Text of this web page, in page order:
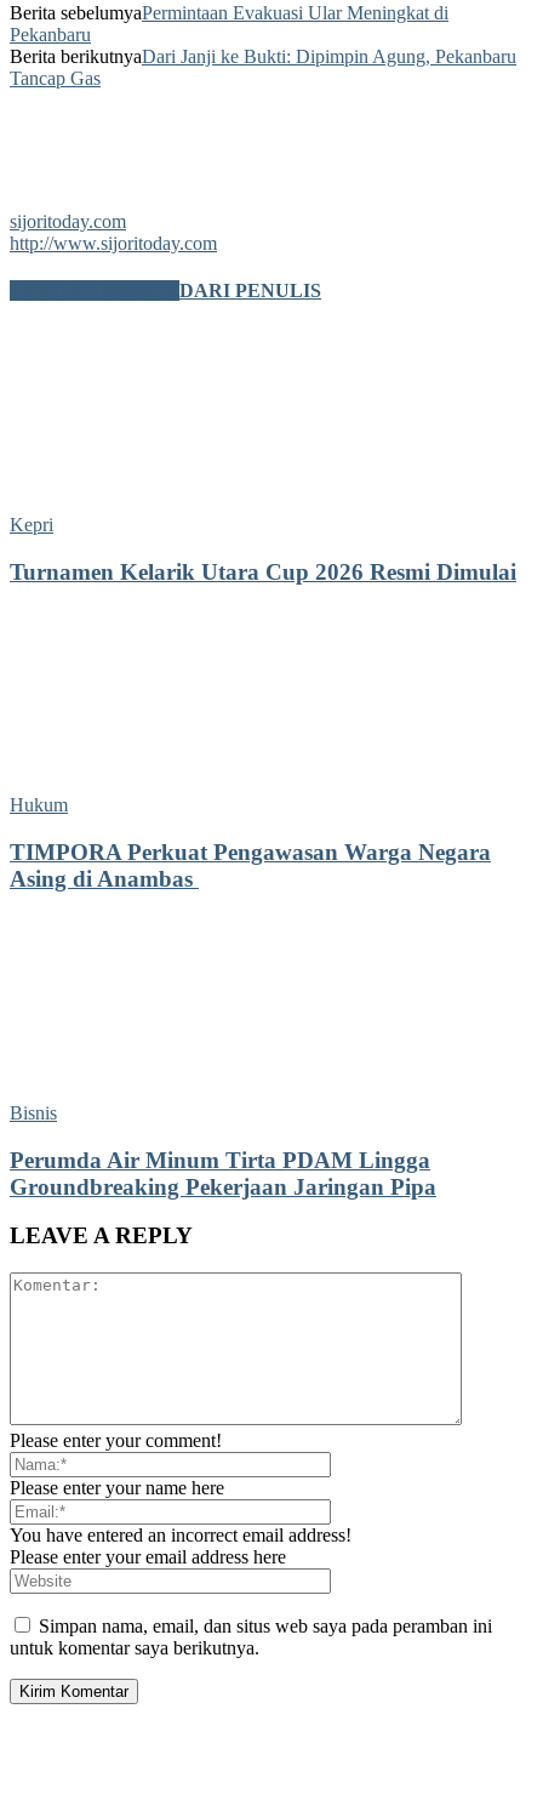
Berita sebelumyaPermintaan Evakuasi Ular Meningkat di
Pekanbaru
Berita berikutnyaDari Janji ke Bukti: Dipimpin Agung, Pekanbaru
Tancap Gas
sijoritoday.com
http://www.sijoritoday.com
DARI PENULIS
Kepri
Turnamen Kelarik Utara Cup 2026 Resmi Dimulai
Hukum
TIMPORA Perkuat Pengawasan Warga Negara
Asing di Anambas ‎
Bisnis
Perumda Air Minum Tirta PDAM Lingga
Groundbreaking Pekerjaan Jaringan Pipa
LEAVE A REPLY
Please enter your comment!
Please enter your name here
You have entered an incorrect email address!
Please enter your email address here
Simpan nama, email, dan situs web saya pada peramban ini
untuk komentar saya berikutnya.